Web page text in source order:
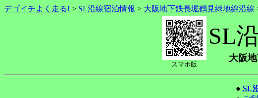
デゴイチよく走る! > SL沿線宿泊情報 > 大阪地下鉄長堀鶴見緑地線沿線
スマホ版
SL
大阪
● SL